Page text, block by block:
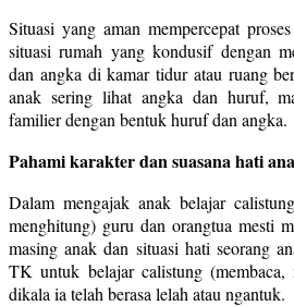
Situasi yang aman mempercepat
situasi rumah yang kondusif dengan
dan angka di kamar tidur atau ruang
anak sering lihat angka dan huruf,
familier dengan bentuk huruf dan angka.
Pahami karakter dan suasana hati
Dalam mengajak anak belajar
menghitung) guru dan orangtua mesti
masing anak dan situasi hati seorang
TK untuk belajar calistung (membaca,
dikala ia telah berasa lelah atau ngantuk.